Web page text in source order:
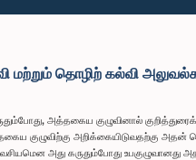
மற்றும் தொழிற் கல்வி
அத்தகைய குழுவினால்
குழுவிற்கு அறிக்கையிடுவதற்கு அதன்
அது கருதும்போது உபகுழுவானது